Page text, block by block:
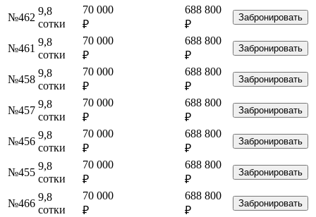
№462
9,8
сотки
70 000
₽
688 800
₽
Забронировать
№461
9,8
сотки
70 000
₽
688 800
₽
Забронировать
№458
9,8
сотки
70 000
₽
688 800
₽
Забронировать
№457
9,8
сотки
70 000
₽
688 800
₽
Забронировать
№456
9,8
сотки
70 000
₽
688 800
₽
Забронировать
№455
9,8
сотки
70 000
₽
688 800
₽
Забронировать
№466
9,8
сотки
70 000
₽
688 800
₽
Забронировать